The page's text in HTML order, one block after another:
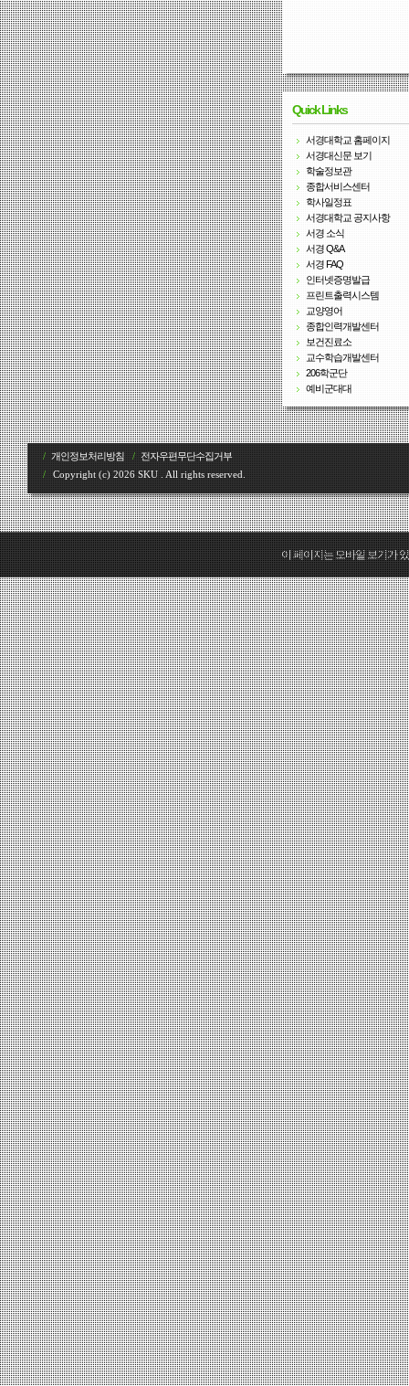
Quick Links
서경대학교 홈페이지
서경대신문 보기
학술정보관
종합서비스센터
학사일정표
서경대학교 공지사항
서경 소식
서경 Q&A
서경 FAQ
인터넷증명발급
프린트출력시스템
교양영어
종합인력개발센터
보건진료소
교수학습개발센터
206학군단
예비군대대
/ 개인정보처리방침 /
전자우편무단수집거부
/
Copyright (c) 2026 SKU . All rights reserved.
이 페이지는 모바일 보기가